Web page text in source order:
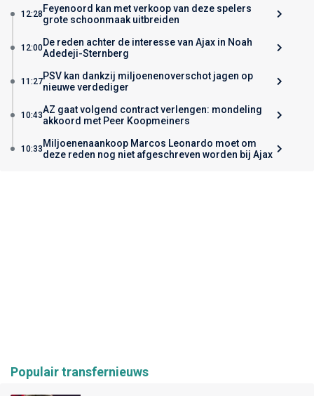
12:28 Feyenoord kan met verkoop van deze spelers
grote schoonmaak uitbreiden
12:00De reden achter de interesse van Ajax in Noah
Adedeji-Sternberg
11:27PSV kan dankzij miljoenenoverschot jagen op
nieuwe verdediger
10:43AZ gaat volgend contract verlengen: mondeling
akkoord met Peer Koopmeiners
10:33 Miljoenenaankoop Marcos Leonardo moet om
deze reden nog niet afgeschreven worden bij Ajax
Populair transfernieuws